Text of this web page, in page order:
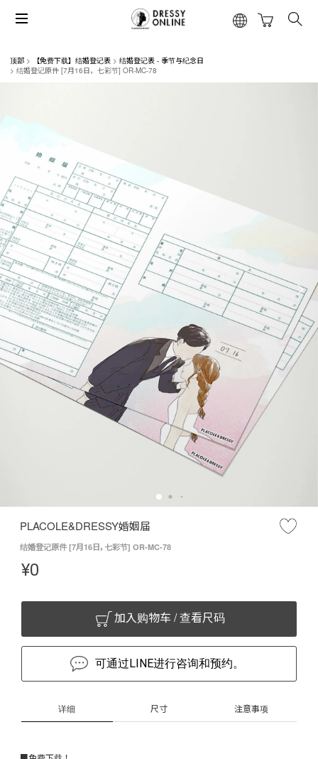
顶部 【免费下载】结婚登记表
结婚登记表 - 季节与纪念日
结婚登记原件 [7月16日，七彩节] OR-MC-78
PLACOLE&DRESSY婚姻届
结婚登记原件 [7月16日，七彩节] OR-MC-78
¥0
加入购物车 / 查看尺码
可通过LINE进行咨询和预约。
详细 尺寸 注意事项